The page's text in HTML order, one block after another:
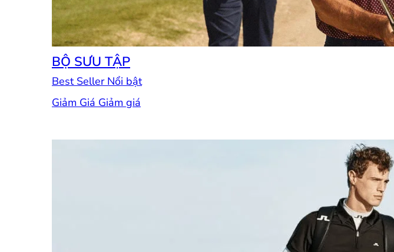
BỘ SƯU TẬP
Best Seller
Giảm Giá